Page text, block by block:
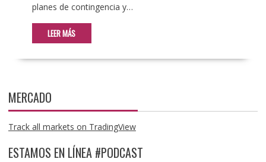
planes de contingencia y…
LEER MÁS
MERCADO
Track all markets on TradingView
ESTAMOS EN LÍNEA #PODCAST